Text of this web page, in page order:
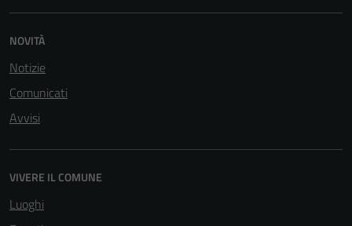
NOVITÀ
Notizie
Comunicati
Avvisi
VIVERE IL COMUNE
Luoghi